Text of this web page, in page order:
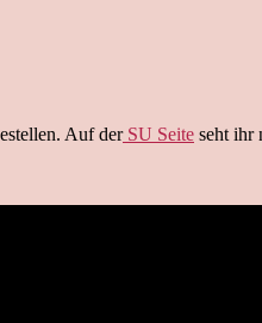
Auf derSU Seite seht ihr